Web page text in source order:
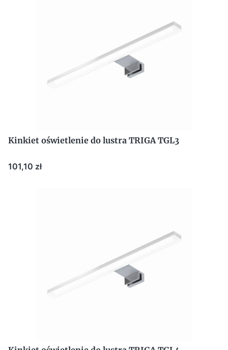
Kinkiet oświetlenie do lustra TRIGA TGL3
Cena
101,10 zł